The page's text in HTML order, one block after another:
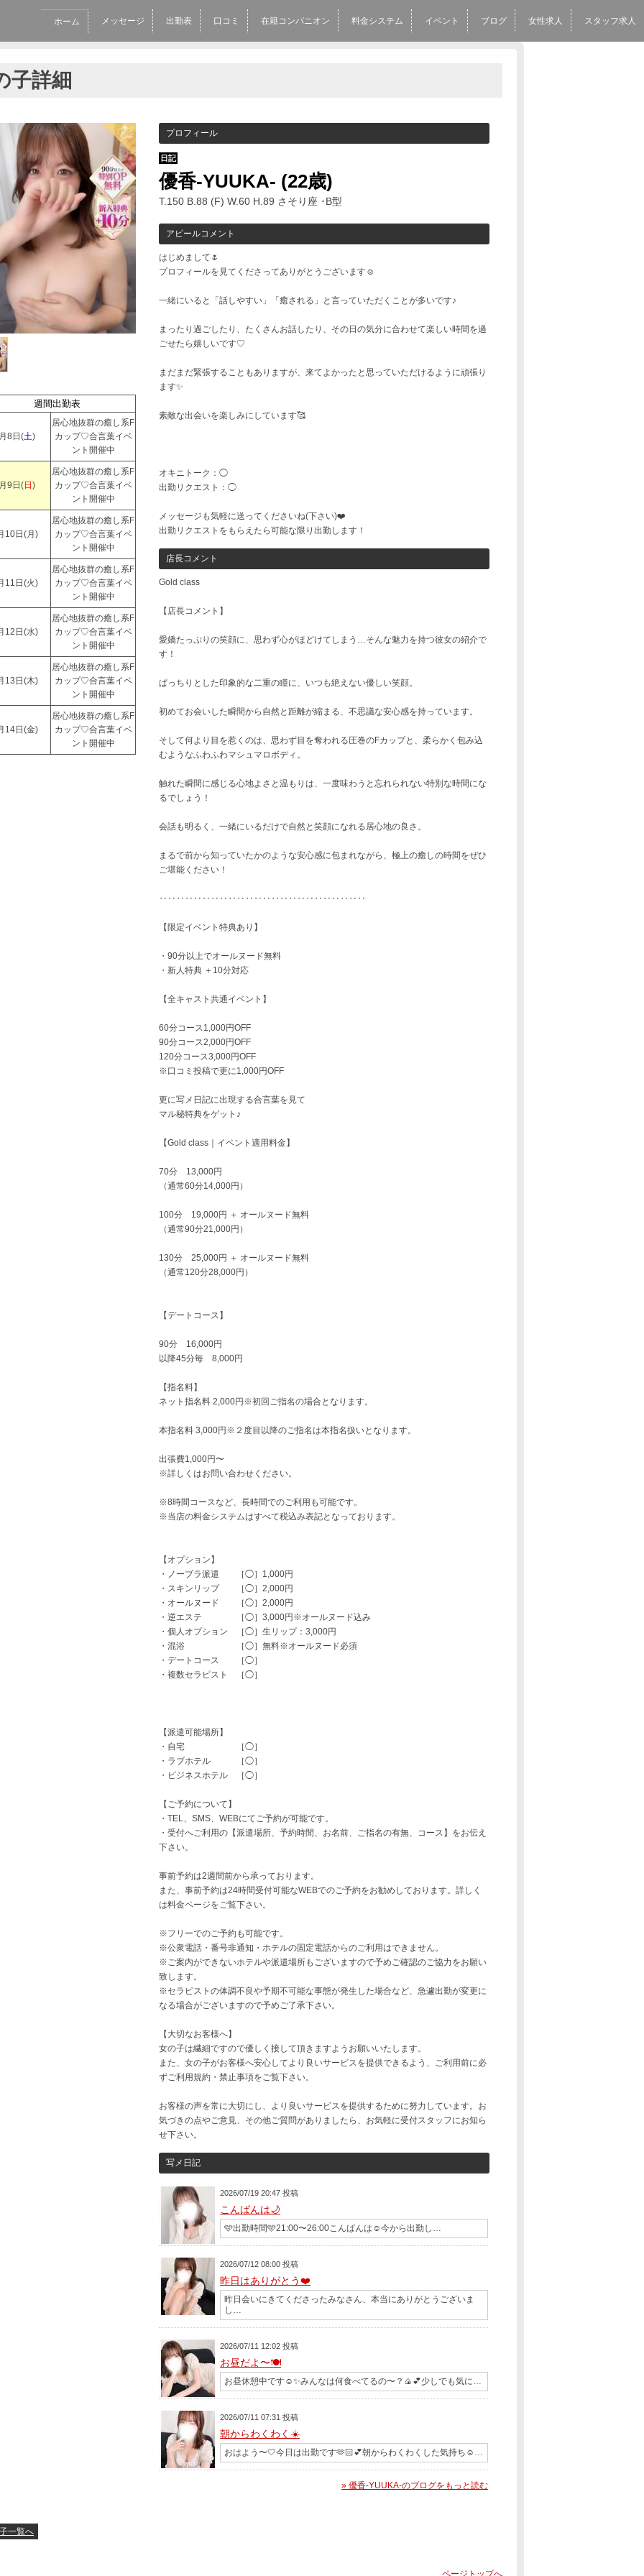
ホーム メッセージ 出勤表 口コミ 在籍コンパニオン 料金システム イベント ブログ 女性求人 スタッフ求人
子詳細
週間出勤表
8日(土)
居心地抜群の癒し系F
カップ♡合言葉イベ
ント開催中
9日(日 )
居心地抜群の癒し系F
カップ♡合言葉イベ
ント開催中
10日(月 )
居心地抜群の癒し系F
カップ♡合言葉イベ
ント開催中
11日(火)
居心地抜群の癒し系F
カップ♡合言葉イベ
ント開催中
12日(水)
居心地抜群の癒し系F
カップ♡合言葉イベ
ント開催中
13日(木)
居心地抜群の癒し系F
カップ♡合言葉イベ
ント開催中
14日(金)
居心地抜群の癒し系F
カップ♡合言葉イベ
ント開催中
プロフィール
日記
優香-YUUKA- (22歳)
T.150 B.88 (F) W.60 H.89 さそり座 ･B型
アピールコメント
はじめまして🌷
プロフィールを見てくださってありがとうございます☺️
一緒にいると「話しやすい」「癒される」と言っていただくことが多いです♪
まったり過ごしたり、たくさんお話したり、その日の気分に合わせて楽しい時間を過
ごせたら嬉しいです♡
まだまだ緊張することもありますが、来てよかったと思っていただけるように頑張り
ます✨
素敵な出会いを楽しみにしています🥰
オキニトーク：◯
出勤リクエスト：◯
メッセージも気軽に送ってくださいね(下さい)❤️
出勤リクエストをもらえたら可能な限り出勤します！
店長コメント
Gold class
【店長コメント】
愛嬌たっぷりの笑顔に、思わず心がほどけてしまう…そんな魅力を持つ彼女の紹介で
す！
ぱっちりとした印象的な二重の瞳に、いつも絶えない優しい笑顔。
初めてお会いした瞬間から自然と距離が縮まる、不思議な安心感を持っています。
そして何より目を惹くのは、思わず目を奪われる圧巻のFカップと、柔らかく包み込
むようなふわふわマシュマロボディ。
触れた瞬間に感じる心地よさと温もりは、一度味わうと忘れられない特別な時間にな
るでしょう！
会話も明るく、一緒にいるだけで自然と笑顔になれる居心地の良さ。
まるで前から知っていたかのような安心感に包まれながら、極上の癒しの時間をぜひ
ご堪能ください！
‥‥‥‥‥‥‥‥‥‥‥‥‥‥‥‥‥‥‥‥‥‥‥‥
【限定イベント特典あり】
・90分以上でオールヌード無料
・新人特典 ＋10分対応
【全キャスト共通イベント】
60分コース1,000円OFF
90分コース2,000円OFF
120分コース3,000円OFF
※口コミ投稿で更に1,000円OFF
更に写メ日記に出現する合言葉を見て
マル秘特典をゲット♪
【Gold class｜イベント適用料金】
70分 13,000円
（通常60分14,000円）
100分 19,000円 ＋ オールヌード無料
（通常90分21,000円）
130分 25,000円 ＋ オールヌード無料
（通常120分28,000円）
【デートコース】
90分 16,000円
以降45分毎 8,000円
【指名料】
ネット指名料 2,000円※初回ご指名の場合となります。
本指名料 3,000円※２度目以降のご指名は本指名扱いとなります。
出張費1,000円〜
※詳しくはお問い合わせください。
※8時間コースなど、長時間でのご利用も可能です。
※当店の料金システムはすべて税込み表記となっております。
【オプション】
・ノーブラ派遣 ［◯］1,000円
・スキンリップ ［◯］2,000円
・オールヌード ［◯］2,000円
・逆エステ ［◯］3,000円※オールヌード込み
・個人オプション ［◯］生リップ：3,000円
・混浴 ［◯］無料※オールヌード必須
・デートコース ［◯］
・複数セラピスト ［◯］
【派遣可能場所】
・自宅 ［◯］
・ラブホテル ［◯］
・ビジネスホテル ［◯］
【ご予約について】
・TEL、SMS、WEBにてご予約が可能です。
・受付へご利用の【派遣場所、予約時間、お名前、ご指名の有無、コース】をお伝え
下さい。
事前予約は2週間前から承っております。
また、事前予約は24時間受付可能なWEBでのご予約をお勧めしております。詳しく
は料金ページをご覧下さい。
※フリーでのご予約も可能です。
※公衆電話・番号非通知・ホテルの固定電話からのご利用はできません。
※ご案内ができないホテルや派遣場所もございますので予めご確認のご協力をお願い
致します。
※セラピストの体調不良や予期不可能な事態が発生した場合など、急遽出勤が変更に
なる場合がございますので予めご了承下さい。
【大切なお客様へ】
女の子は繊細ですので優しく接して頂きますようお願いいたします。
また、女の子がお客様へ安心してより良いサービスを提供できるよう、ご利用前に必
ずご利用規約・禁止事項をご覧下さい。
お客様の声を常に大切にし、より良いサービスを提供するために努力しています。お
気づきの点やご意見、その他ご質問がありましたら、お気軽に受付スタッフにお知ら
せ下さい。
写メ日記
2026/07/19 20:47 投稿
こんばんは🌙
🩵出勤時間🩵21:00〜26:00こんばんは☺️今から出勤し…
2026/07/12 08:00 投稿
昨日はありがとう❤️
昨日会いにきてくださったみなさん、本当にありがとうございま
し…
2026/07/11 12:02 投稿
お昼だよ〜🍽️
お昼休憩中です☺️✨みんなは何食べてるの〜？🍙💕少しでも気に…
2026/07/11 07:31 投稿
朝からわくわく☀️
おはよう〜🤍今日は出勤です🫶🏻💕朝からわくわくした気持ち☺️…
» 優香-YUUKA-のブログをもっと読む
一覧へ
ページトップへ